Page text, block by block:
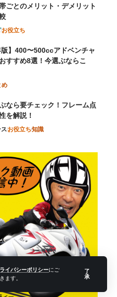
イバシーポリシーにご
ます。
了
承
ごとのメリット・デメリット
お役立ち
版】400〜500ccアドベンチャ
すすめ8選！今選ぶならこ
め
なら要チェック！フレーム点
を解説！
スお役立ち知識